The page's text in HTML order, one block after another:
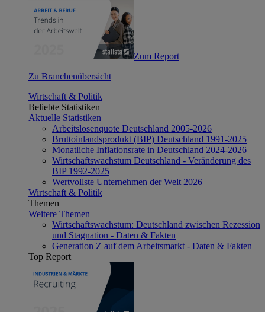
Zum Report
Zu Branchenübersicht
Wirtschaft & Politik
Beliebte Statistiken
Aktuelle Statistiken
Arbeitslosenquote Deutschland 2005-2026
Bruttoinlandsprodukt (BIP) Deutschland 1991-2025
Monatliche Inflationsrate in Deutschland 2024-2026
Wirtschaftswachstum Deutschland - Veränderung des
BIP 1992-2025
Wertvollste Unternehmen der Welt 2026
Wirtschaft & Politik
Themen
Weitere Themen
Wirtschaftswachstum: Deutschland zwischen Rezession
und Stagnation - Daten & Fakten
Generation Z auf dem Arbeitsmarkt - Daten & Fakten
Top Report